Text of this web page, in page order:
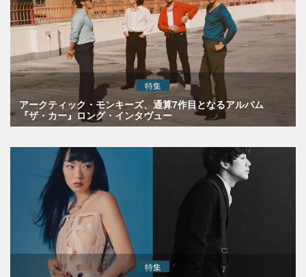
特集
アークティック・モンキーズ、通算7作目となるアルバム
『ザ・カー』ロング・インタヴュー
特集